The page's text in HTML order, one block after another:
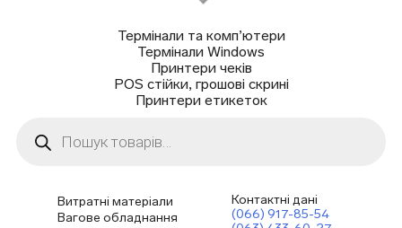
Термінали та комп’ютери
Термінали Windows
Принтери чеків
POS стійки, грошові скрині
Принтери етикеток
товарів
Витратні матеріали
Вагове обладнання
Контактні дані
(066) 917-85-54